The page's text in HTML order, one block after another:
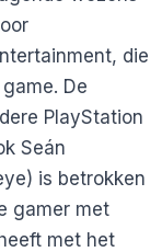
die
De
PlayStation
Seán
is betrokken
gamer met
met het